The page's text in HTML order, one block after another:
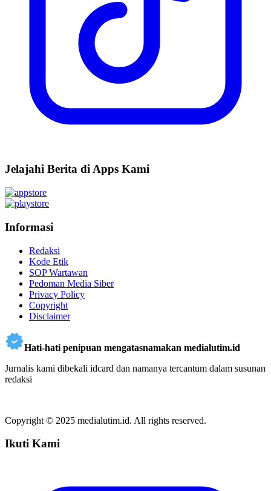
Jelajahi Berita di Apps Kami
Informasi
Redaksi
Kode Etik
SOP Wartawan
Pedoman Media Siber
Privacy Policy
Copyright
Disclaimer
Hati-hati penipuan mengatasnamakan medialutim.id
Jurnalis kami dibekali idcard dan namanya tercantum dalam susunan
redaksi
Copyright © 2025 medialutim.id. All rights reserved.
Ikuti Kami